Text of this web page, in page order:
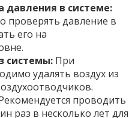
давления в системе:
проверять давление в
его на
системы: При
удалять воздух из
проводить
раз в несколько лет для